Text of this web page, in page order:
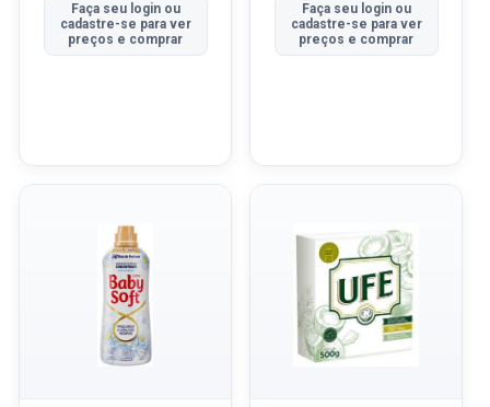
Faça seu login ou
cadastre-se para ver
preços e comprar
Faça seu login ou
cadastre-se para ver
preços e comprar